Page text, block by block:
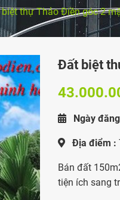
thự Thảo Điền góc 2
Đất biệt
Ngày
Địa điểm :
Bán đất
tiện ích sang